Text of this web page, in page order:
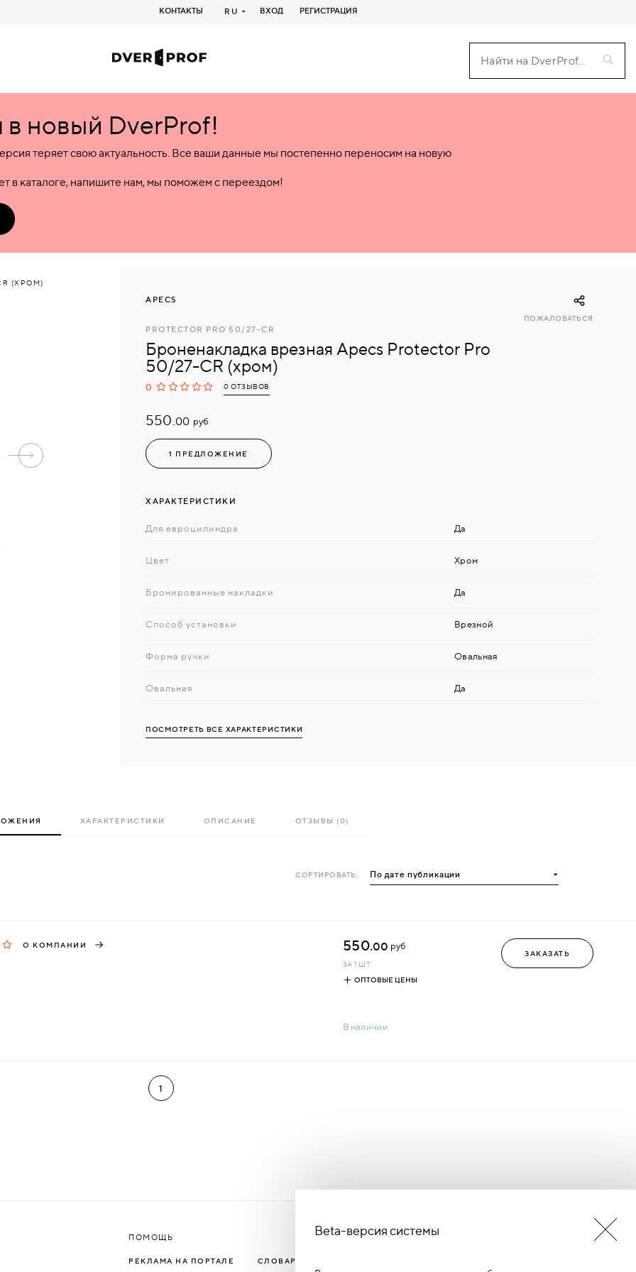
КОНТАКТЫ RU ВХОД РЕГИСТРАЦИЯ
новый DverProf!
теряет свою актуальность. Все ваши данные мы постепенно переносим на новую
в каталоге, напишите нам, мы поможем с переездом!
(ХРОМ)
APECS
PROTECTOR PRO 50/27-CR
Броненакладка врезная Apecs Protector Pro
50/27-CR (хром)
0 0 ОТЗЫВОВ
550.00 руб
1 ПРЕДЛОЖЕНИЕ
ПОЖАЛОВАТЬСЯ
ХАРАКТЕРИСТИКИ
Для евроцилиндра Да
Цвет Хром
Бронированные накладки Да
Способ установки Врезной
Форма ручки Овальная
Овальная Да
ПОСМОТРЕТЬ ВСЕ ХАРАКТЕРИСТИКИ
ХАРАКТЕРИСТИКИ ОПИСАНИЕ ОТЗЫВЫ (0)
СОРТИРОВАТЬ:
О КОМПАНИИ
В наличии
550.00 руб
ЗА 1 ШТ.
ОПТОВЫЕ ЦЕНЫ
ЗАКАЗАТЬ
1
ПОМОЩЬ
РЕКЛАМА НА ПОРТАЛЕ СЛОВАРЬ ТЕРМИНОВ
БУДЬ В КУРСЕ НОВОСТЕЙ
Beta-версия системы